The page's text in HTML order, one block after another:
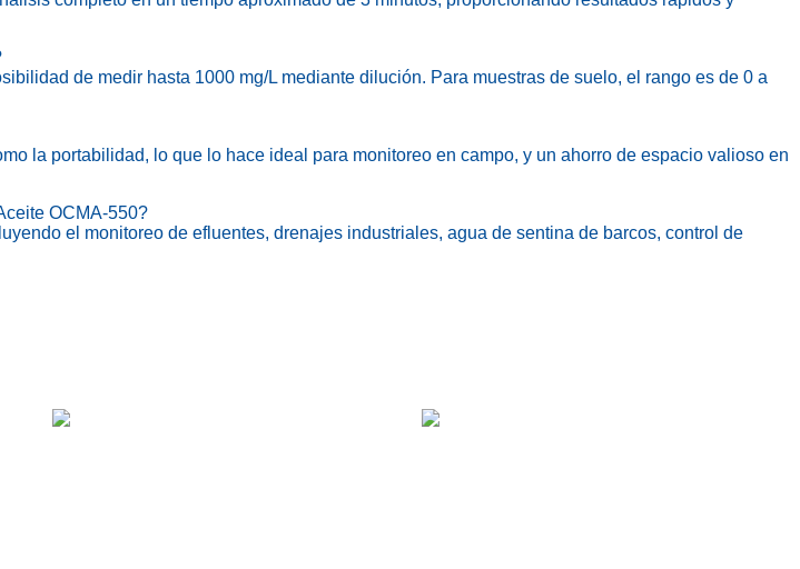
de medir hasta 1000 mg/L mediante dilución. Para muestras de suelo, el rango es de 0 a
la portabilidad, lo que lo hace ideal para monitoreo en campo, y un ahorro de espacio valioso en
OCMA-550?
el monitoreo de efluentes, drenajes industriales, agua de sentina de barcos, control de